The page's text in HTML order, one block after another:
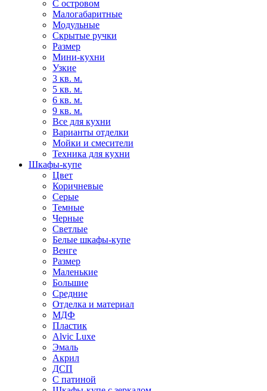
С островом
Малогабаритные
Модульные
Скрытые ручки
Размер
Мини-кухни
Узкие
3 кв. м.
5 кв. м.
6 кв. м.
9 кв. м.
Все для кухни
Варианты отделки
Мойки и смесители
Техника для кухни
Шкафы-купе
Цвет
Коричневые
Серые
Темные
Черные
Светлые
Белые шкафы-купе
Венге
Размер
Маленькие
Большие
Средние
Отделка и материал
МДФ
Пластик
Alvic Luxe
Эмаль
Акрил
ДСП
С патиной